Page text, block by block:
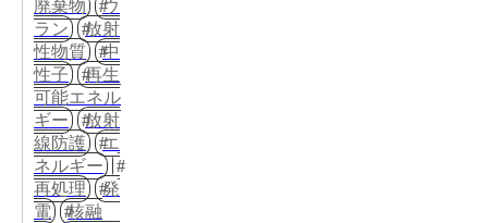
廃棄物
ウ
ラン
放射
性物質
中
性子
再生
可能エネル
ギー
放射
線防護
エ
ネルギー
再処理
発
電
核融